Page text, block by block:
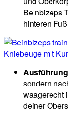
Beinbizeps
hinteren
sondern
waagerecht
deiner